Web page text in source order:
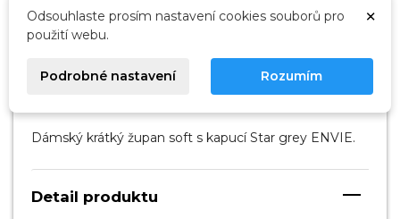
SKLADEM, EXPEDUJEME DO 24 HODIN
Popis
Dámský krátký župan soft s kapucí Star grey ENVIE.
Detail produktu
×
Odsouhlaste prosím nastavení cookies souborů pro
použití webu.
Podrobné nastavení Rozumím